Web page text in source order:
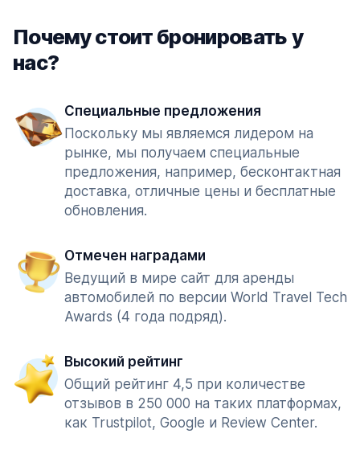
Почему стоит бронировать у
нас?
Специальные предложения
Поскольку мы являемся лидером на
рынке, мы получаем специальные
предложения, например, бесконтактная
доставка, отличные цены и бесплатные
обновления.
Отмечен наградами
Ведущий в мире сайт для аренды
автомобилей по версии World Travel Tech
Awards (4 года подряд).
Высокий рейтинг
Общий рейтинг 4,5 при количестве
отзывов в 250 000 на таких платформах,
как Trustpilot, Google и Review Center.